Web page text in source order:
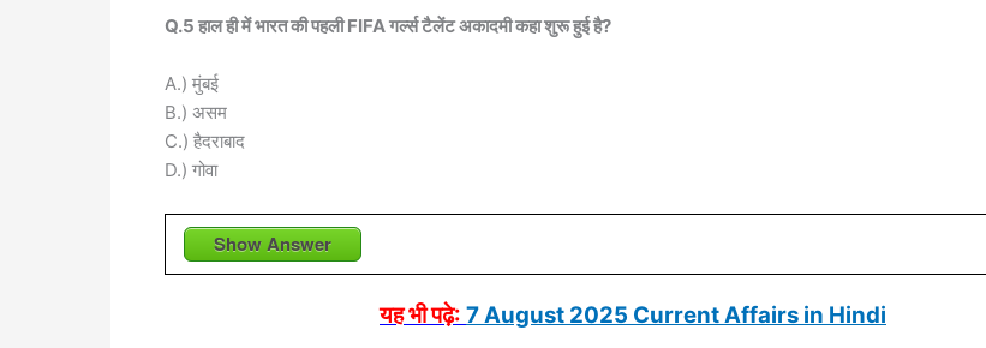
Q.5 हाल ही में भारत की पहली FIFA गर्ल्स टैलेंट अकादमी कहा शुरू हुई है?
A.) मुंबई
B.) असम
C.) हैदराबाद
D.) गोवा
Show Answer
यह भी पढ़े: 7 August 2025 Current Affairs in Hindi